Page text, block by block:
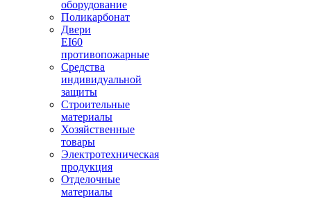
оборудование
Поликарбонат
Двери
EI60
противопожарные
Средства
индивидуальной
защиты
Строительные
материалы
Хозяйственные
товары
Электротехническая
продукция
Отделочные
материалы